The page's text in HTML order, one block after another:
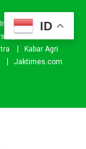
Investor
Donasi
Kabar.id
Kabar Agri
Jaktimes.com
ID